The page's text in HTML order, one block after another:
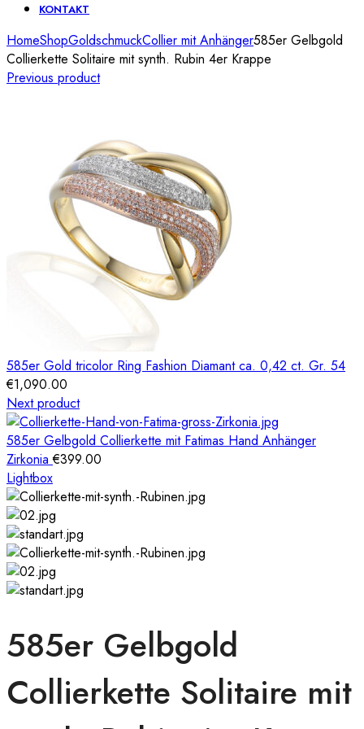
KONTAKT
HomeShopGoldschmuckCollier mit Anhänger585er Gelbgold
Collierkette Solitaire mit synth. Rubin 4er Krappe
Previous product
585er Gold tricolor Ring Fashion Diamant ca. 0,42 ct. Gr. 54
€1,090.00
Next product
585er Gelbgold Collierkette mit Fatimas Hand Anhänger
Zirkonia€399.00
Lightbox
585er Gelbgold
Collierkette Solitaire mit